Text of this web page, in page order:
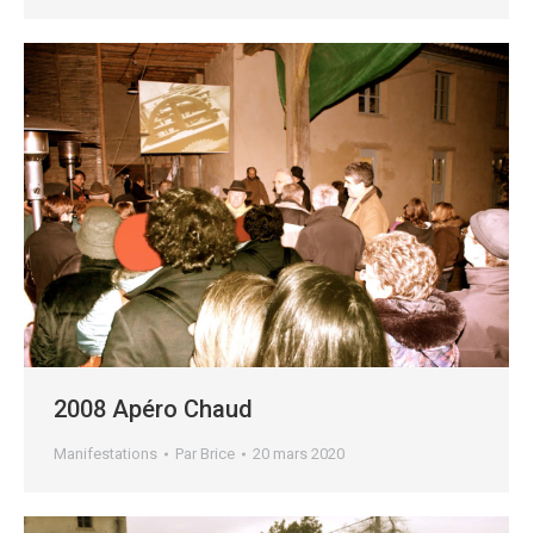
2008 Apéro Chaud
Manifestations Par Brice 20 mars 2020